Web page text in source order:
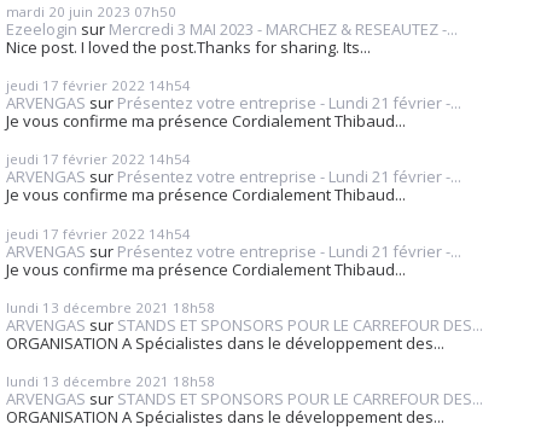
mardi 20 juin 2023 07h50
Ezeelogin sur Mercredi 3 MAI 2023 - MARCHEZ & RESEAUTEZ -...
Nice post. I loved the post.Thanks for sharing. Its...
jeudi 17 février 2022 14h54
ARVENGAS sur Présentez votre entreprise - Lundi 21 février -...
Je vous confirme ma présence Cordialement Thibaud...
jeudi 17 février 2022 14h54
ARVENGAS sur Présentez votre entreprise - Lundi 21 février -...
Je vous confirme ma présence Cordialement Thibaud...
jeudi 17 février 2022 14h54
ARVENGAS sur Présentez votre entreprise - Lundi 21 février -...
Je vous confirme ma présence Cordialement Thibaud...
lundi 13 décembre 2021 18h58
ARVENGAS sur STANDS ET SPONSORS POUR LE CARREFOUR DES...
ORGANISATION A Spécialistes dans le développement des...
lundi 13 décembre 2021 18h58
ARVENGAS sur STANDS ET SPONSORS POUR LE CARREFOUR DES...
ORGANISATION A Spécialistes dans le développement des...